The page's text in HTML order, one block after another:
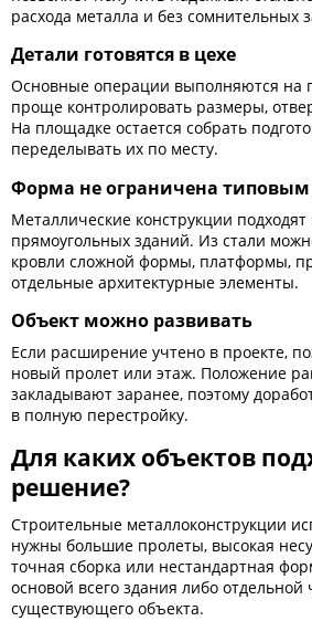
расхода металла и без сомнительных
Детали готовятся в цехе
Основные операции выполняются на
проще контролировать размеры,
На площадке остается собрать
переделывать их по месту.
Форма не ограничена
Металлические конструкции подходят
прямоугольных зданий. Из стали
кровли сложной формы, платформы,
отдельные архитектурные элементы.
Объект можно развивать
Если расширение учтено в проекте,
новый пролет или этаж. Положение
закладывают заранее, поэтому
в полную перестройку.
Для каких объектов
решение?
Строительные металлоконструкции
нужны большие пролеты, высокая
точная сборка или нестандартная
основой всего здания либо отдельной
существующего объекта.